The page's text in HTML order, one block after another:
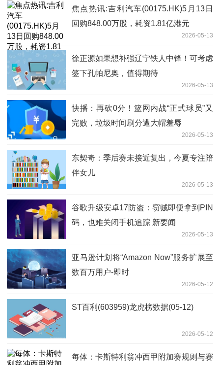
焦点热讯:吉利汽车(00175.HK)5月13日
回购848.00万股，耗资1.81亿港元
2026-05-13
徐正源如果想补强辽宁铁人中锋！可考虑
签下孔帕尼奥，值得期待
2026-05-13
快播：再砍0分！篮网内战“正式球员”又
完败，垃圾时间刷分遭大帽羞辱
2026-05-13
东契奇：季后赛未接近复出，今夏专注陪
伴女儿
2026-05-13
谷歌升级安卓17防盗：窃贼即便拿到PIN
码，也难关闭手机追踪 新要闻
2026-05-13
亚马逊计划将“Amazon Now”服务扩展至
数百万用户-即时
2026-05-12
ST百利(603959)龙虎榜数据(05-12)
2026-05-12
每体：卡斯特利翁冲西甲附加赛规则与赛